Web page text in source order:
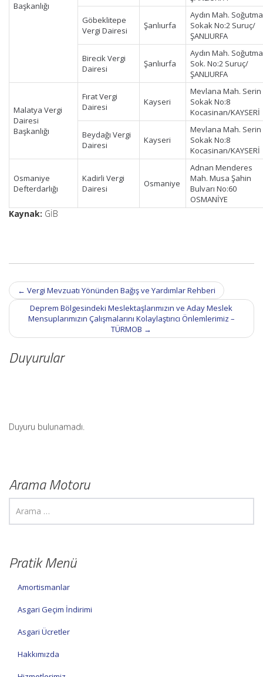
Başkanlığı
Göbeklitepe
Vergi Dairesi
Şanlıurfa
Aydın Mah. Soğutma
Sokak No:2 Suruç/
ŞANLIURFA
Birecik Vergi
Dairesi
Şanlıurfa
Aydın Mah. Soğutma
Sok. No:2 Suruç/
ŞANLIURFA
Malatya Vergi
Dairesi
Başkanlığı
Fırat Vergi
Dairesi
Kayseri
Mevlana Mah. Serin
Sokak No:8
Kocasinan/KAYSERİ
Beydağı Vergi
Dairesi
Kayseri
Mevlana Mah. Serin
Sokak No:8
Kocasinan/KAYSERİ
Osmaniye
Defterdarlığı
Kadirli Vergi
Dairesi
Osmaniye
Adnan Menderes
Mah. Musa Şahin
Bulvarı No:60
OSMANİYE
Kaynak: GİB
Post
navigation
← Vergi Mevzuatı Yönünden Bağış ve Yardımlar Rehberi
Deprem Bölgesindeki Meslektaşlarımızın ve Aday Meslek
Mensuplarımızın Çalışmalarını Kolaylaştırıcı Önlemlerimiz –
TÜRMOB →
Duyurular
Duyuru bulunamadı.
Arama Motoru
Pratik Menü
Amortismanlar
Asgari Geçim İndirimi
Asgari Ücretler
Hakkımızda